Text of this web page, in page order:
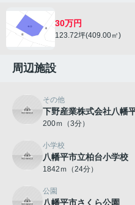
30万円
123.72坪(409.00㎡)
周辺施設
その他
下野産業株式会社八幡
200ｍ（3分）
小学校
八幡平市立柏台小学校
1842ｍ（24分）
公園
八幡平市さくら公園